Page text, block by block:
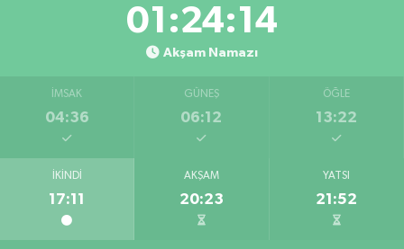
01:24:13
Akşam Namazı
İMSAK
04:36
GÜNEŞ
06:12
ÖĞLE
13:22
İKINDI
17:11
AKŞAM
20:23
YATSI
21:52